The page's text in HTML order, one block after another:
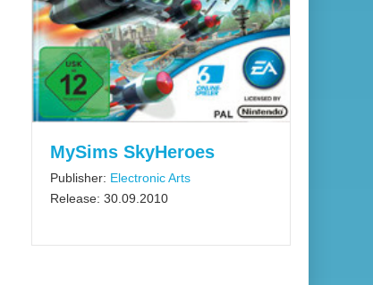
MySims SkyHeroes
Publisher: Electronic Arts
Release: 30.09.2010